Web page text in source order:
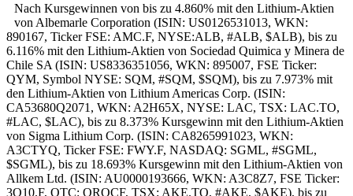
Nach Kursgewinnen von bis zu 4.860% mit den Lithium-Aktien
von Albemarle Corporation (ISIN: US0126531013, WKN:
890167, Ticker FSE: AMC.F, NYSE:ALB, #ALB, $ALB), bis zu
6.116% mit den Lithium-Aktien von Sociedad Quimica y Minera de
Chile SA (ISIN: US8336351056, WKN: 895007, FSE Ticker:
QYM, Symbol NYSE: SQM, #SQM, $SQM), bis zu 7.973% mit
den Lithium-Aktien von Lithium Americas Corp. (ISIN:
CA53680Q2071, WKN: A2H65X, NYSE: LAC, TSX: LAC.TO,
#LAC, $LAC), bis zu 8.373% Kursgewinn mit den Lithium-Aktien
von Sigma Lithium Corp. (ISIN: CA8265991023, WKN:
A3CTYQ, Ticker FSE: FWY.F, NASDAQ: SGML, #SGML,
$SGML), bis zu 18.693% Kursgewinn mit den Lithium-Aktien von
Allkem Ltd. (ISIN: AU0000193666, WKN: A3C8Z7, FSE Ticker:
3O10.F, OTC: OROCF, TSX: AKE.TO, #AKE, $AKE), bis zu